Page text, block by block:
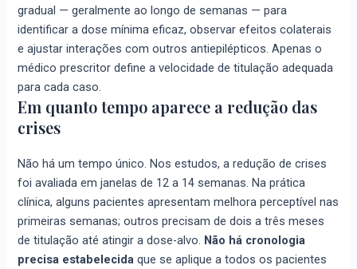
gradual — geralmente ao longo de semanas — para
identificar a dose mínima eficaz, observar efeitos colaterais
e ajustar interações com outros antiepilépticos. Apenas o
médico prescritor define a velocidade de titulação adequada
para cada caso.
Em quanto tempo aparece a redução das
crises
Não há um tempo único. Nos estudos, a redução de crises
foi avaliada em janelas de 12 a 14 semanas. Na prática
clínica, alguns pacientes apresentam melhora perceptível nas
primeiras semanas; outros precisam de dois a três meses
de titulação até atingir a dose-alvo. Não há cronologia
precisa estabelecida que se aplique a todos os pacientes